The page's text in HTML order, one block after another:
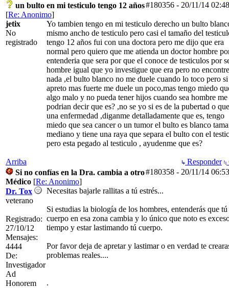
#180356 - 20/11/14
un bulto en mi testiculo tengo 12 años
[Re: Anonimo]
jetix
No
registrado
Yo tambien tengo en mi testiculo derecho un bulto
mismo ancho de testiculo pero casi el tamaño del
tengo 12 años fui con una doctora pero me dijo que era
normal pero quiero que me atienda un doctor hombre
entenderia que sera por que el conoce de testiculos por
hombre igual que yo investigue que era pero no
nada ,el bulto blanco no me duele cuando lo toco pero
apreto mas fuerte me duele un poco,mas tengo miedo
algo malo y no pueda tener hijos cuando sea hombre me
podrian decir que es? ,no se yo si es de la pubertad o
una enfermedad ,diganme detalladamente que es, tengo
miedo que sea cancer o un tumor el bulto es blanco
mediano y tiene una raya que separa el bulto con el
pero esta pegado al testiculo , ayudenme que es?
Arriba Responder
#180358 - 20/11/14
Si no confías en la Dra. cambia a otro
Médico [Re: Anonimo]
Dr. Tox
veterano
Registrado:
27/10/12
Mensajes:
4444
De:
Investigador
Ad
Honorem
Necesitas bajarle rallitas a tú estrés...
Si estudias la biología de los hombres, entenderás que tú
cuerpo en esa zona cambia y lo único que noto es
tiempo y estar lastimando tú cuerpo.
Por favor deja de apretar y lastimar o en verdad te
problemas reales....
.